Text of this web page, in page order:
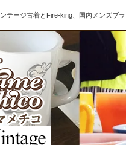
テージ古着とFire-king、国内メンズブ